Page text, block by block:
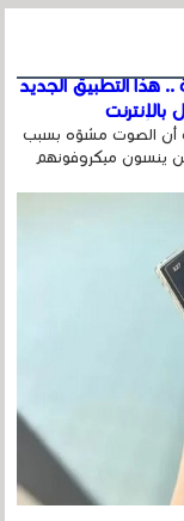
التطبيق الجديد
أن الصوت مشوّه بسبب
ينسون ميكروفونهم